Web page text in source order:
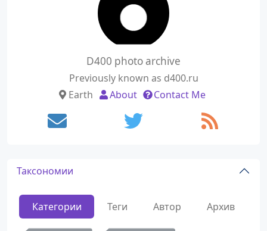
D400 photo archive
Previously known as d400.ru
Earth
About Contact Me
Таксономии
Категории Теги Автор Архив